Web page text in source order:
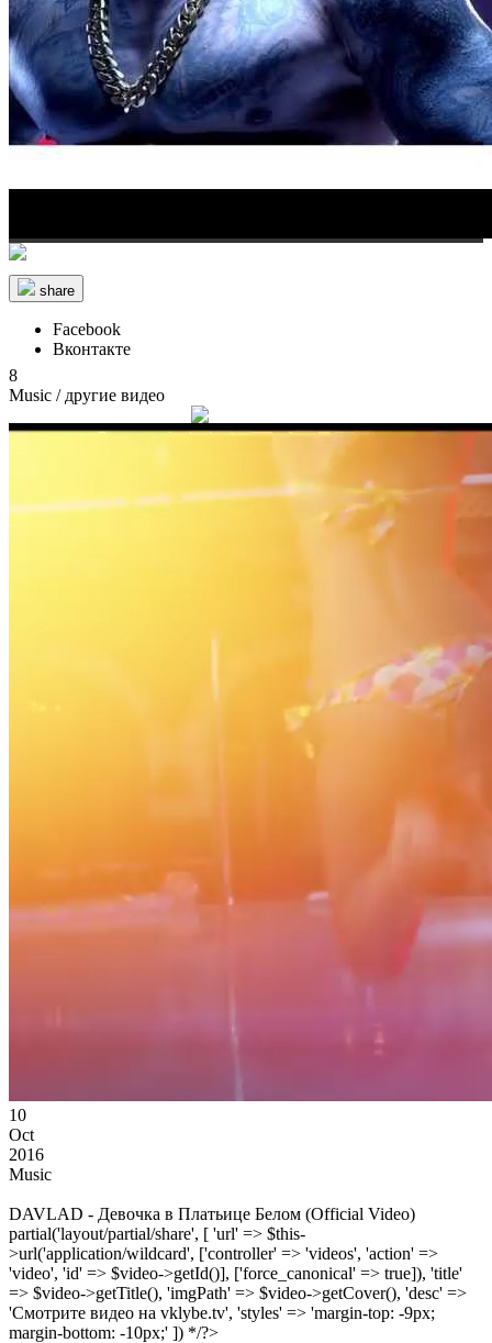
share
Facebook
Вконтакте
8
Music / другие видео
10
Oct
2016
Music
DAVLAD - Девочка в Платьице Белом (Official Video)
partial('layout/partial/share', [ 'url' => $this-
>url('application/wildcard', ['controller' => 'videos', 'action' =>
'video', 'id' => $video->getId()], ['force_canonical' => true]), 'title'
=> $video->getTitle(), 'imgPath' => $video->getCover(), 'desc' =>
'Смотрите видео на vklybe.tv', 'styles' => 'margin-top: -9px;
margin-bottom: -10px;' ]) */?>